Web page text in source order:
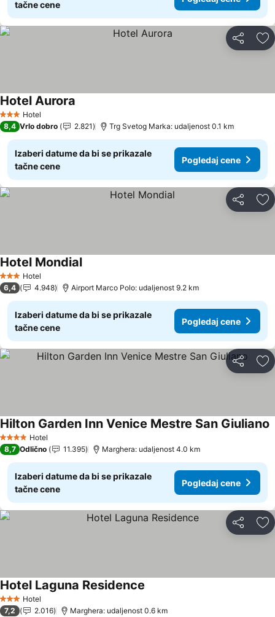
tačne cene
Deli
3 Zvezdice
Hotel
Hotel Aurora
8,4 Vrlo dobro 2.821 Trg Svetog Marka: udaljenost 0.1 km
Izaberi datume da bi se prikazale
tačne cene
Pogledaj cene
Deli
3 Zvezdice
Hotel
Hotel MondialPogledaj cene
6,4 4.948 Airport Marco Polo: udaljenost 9.2 km
Izaberi datume da bi se prikazale
tačne cene
Pogledaj cene
Deli
4 ZvezdiceHotel
Hilton Garden Inn Venice Mestre San Giuliano
8,7 Odlično 11.395 Marghera: udaljenost 4.0 km
Izaberi datume da bi se prikazale
tačne cene
Pogledaj cene
Deli
3 Zvezdice
Hotel
Hotel Laguna Residence
7,2 2.016 Marghera: udaljenost 0.6 km